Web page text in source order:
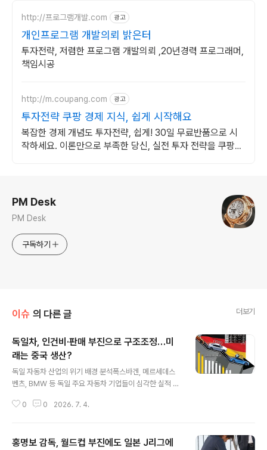
http://프로그램개발.com 광고
개인프로그램 개발의뢰 밝은터
투자전략, 저렴한 프로그램 개발의뢰 ,20년경력 프로그래머,
책임시공
http://m.coupang.com 광고
투자전략 쿠팡 경제 지식, 쉽게 시작해요
복잡한 경제 개념도 투자전략, 쉽게! 30일 무료반품으로 시
작하세요. 이론만으로 부족한 당신, 실전 투자 전략을 쿠팡에
PM Desk
PM Desk
구독하기
이슈 의 다른 글 더보기
독일차, 인건비·판매 부진으로 구조조정…미
래는 중국 생산?
독일 자동차 산업의 위기 배경 분석폭스바겐, 메르세데스
벤츠, BMW 등 독일 주요 자동차 기업들이 심각한 실적 부
최대 10만 명 감원 및 공장 폐쇄를 검토하며 독일 자동차
다. 핵심 원인: 높은 생산 비용과 중국 시장의 변화독일 자
0 0 2026. 7. 4.
홍명보 감독, 월드컵 부진에도 일본 J리그에